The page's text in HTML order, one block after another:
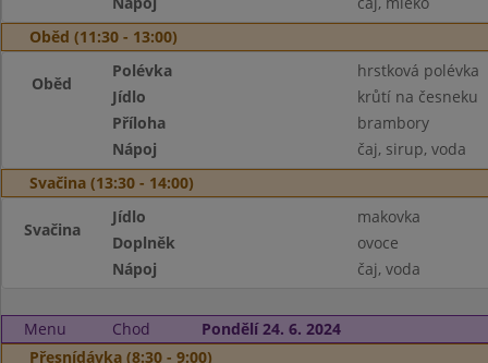
Oběd (11:30 - 13:00)
Oběd
Polévka
hrstková polévka
Jídlo
krůtí na česneku
Příloha
brambory
Nápoj
čaj, sirup, voda
Svačina (13:30 - 14:00)
Svačina
Jídlo
makovka
Doplněk
ovoce
Nápoj
čaj, voda
Menu Chod
Pondělí 24. 6. 2024
Přesnídávka (8:30 - 9:00)